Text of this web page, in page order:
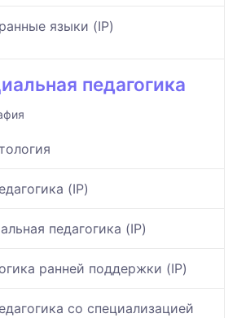
языки (IP)
педагогика
(IP)
педагогика (IP)
ранней поддержки (IP)
со специализацией